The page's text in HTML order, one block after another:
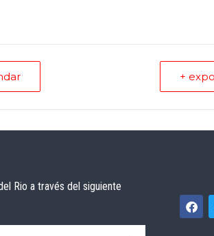
+
Rio a través del siguiente